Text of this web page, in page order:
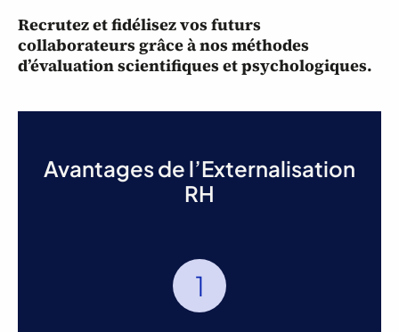
Recrutez et fidélisez vos futurs
collaborateurs grâce à nos méthodes
d’évaluation scientifiques et psychologiques.
Avantages de l’Externalisation
RH
1